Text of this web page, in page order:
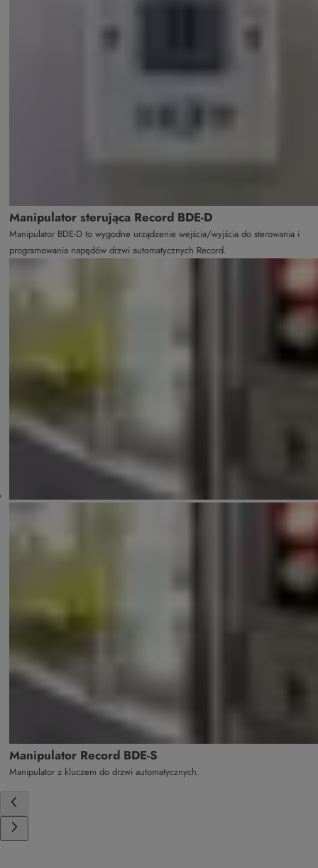
Manipulator sterująca Record BDE-D
Manipulator BDE-D to wygodne urządzenie wejścia/wyjścia do sterowania i
programowania napędów drzwi automatycznych Record.
Manipulator Record BDE-S
Manipulator z kluczem do drzwi automatycznych.